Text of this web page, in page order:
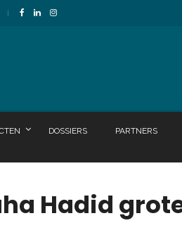
DOSSIERS PARTNERS
Hadid